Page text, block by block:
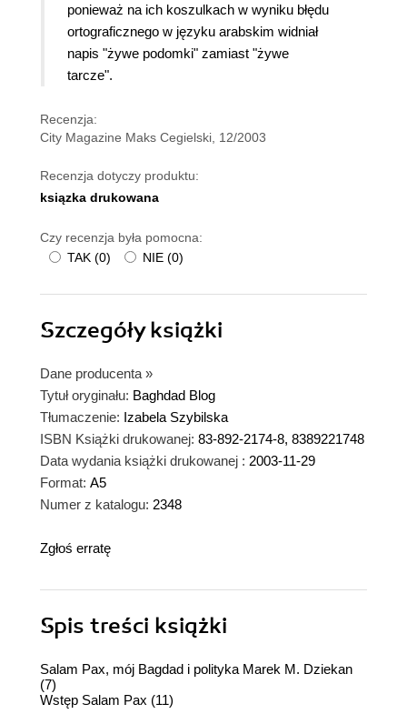
ponieważ na ich koszulkach w wyniku błędu
ortograficznego w języku arabskim widniał
napis "żywe podomki" zamiast "żywe
tarcze".
Recenzja:
City Magazine Maks Cegielski, 12/2003
Recenzja dotyczy produktu:
ksiązka drukowana
Czy recenzja była pomocna:
TAK (0) NIE (0)
Szczegółyksiążki
Dane producenta »
Tytuł oryginału: Baghdad Blog
Tłumaczenie: Izabela Szybilska
ISBN Książki drukowanej: 83-892-2174-8, 8389221748
Data wydania książki drukowanej : 2003-11-29
Format: A5
Numer z katalogu: 2348
Zgłoś erratę
Spis treści książki
Salam Pax, mój Bagdad i polityka Marek M. Dziekan
(7)
Wstęp Salam Pax (11)